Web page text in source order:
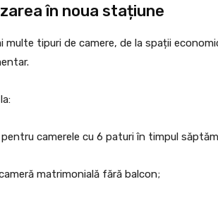
în noua stațiune
multe tipuri de camere, de la spații
camerele cu 6 paturi în timpul
matrimonială fără balcon;